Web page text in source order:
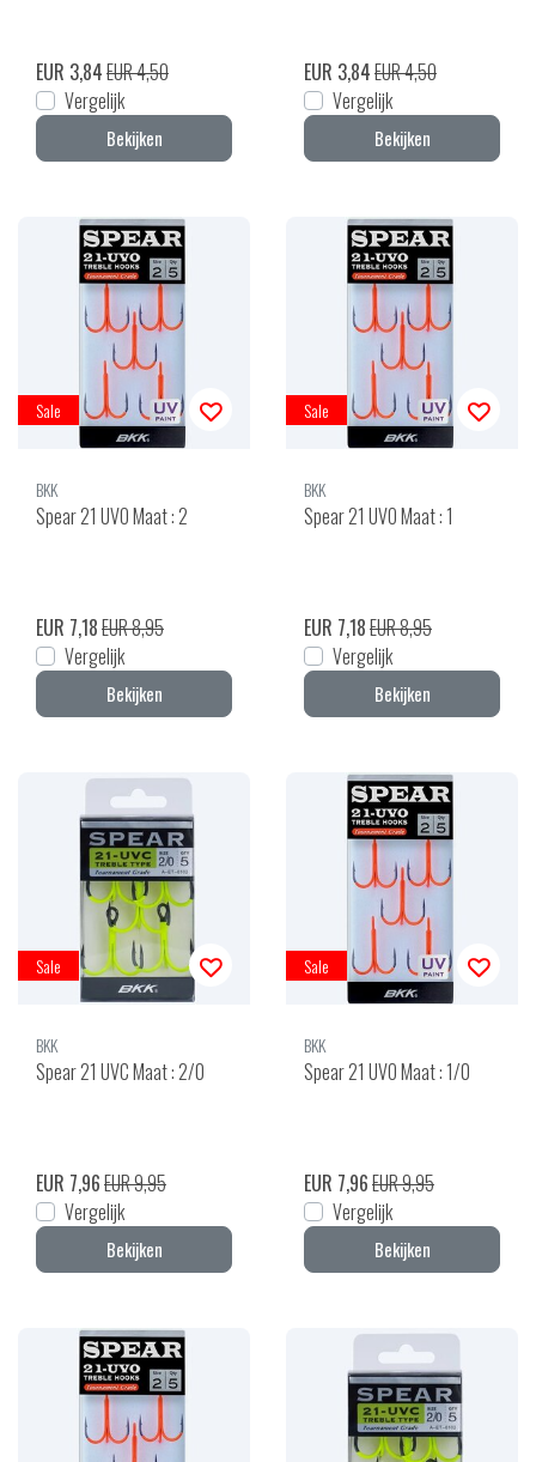
EUR 3,84EUR 4,50
Vergelijk
Bekijken
EUR 3,84EUR 4,50
Vergelijk
Bekijken
Sale
BKK
Spear 21 UVO Maat : 2
EUR 7,18EUR 8,95
Vergelijk
Bekijken
Sale
BKK
Spear 21 UVO Maat : 1
EUR 7,18EUR 8,95
Vergelijk
Bekijken
Sale
BKK
Spear 21 UVC Maat : 2/0
EUR 7,96EUR 9,95
Vergelijk
Bekijken
Sale
BKK
Spear 21 UVO Maat : 1/0
EUR 7,96EUR 9,95
Vergelijk
Bekijken